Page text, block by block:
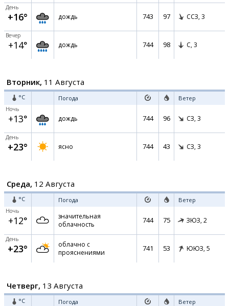
День
+16° дождь 743 97 ССЗ, 3
Вечер
+14° дождь 744 98 С, 3
Вторник, 11 Августа
°C Погода Ветер
Ночь
+13° дождь 744 96 СЗ, 3
День
+23° ясно 744 43 СЗ, 3
Среда, 12 Августа
°C Погода Ветер
Ночь
+12°
значительная
облачность
744 75 ЗЮЗ, 2
День
+23°
облачно с
прояснениями
741 53 ЮЮЗ, 5
Четверг, 13 Августа
°C Погода Ветер